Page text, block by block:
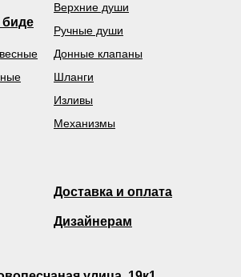
Верхние души
Ручные души
Механизмы
Донные клапаны
Шланги
Изливы
биде
Дизайнерам
Доставка и оплата